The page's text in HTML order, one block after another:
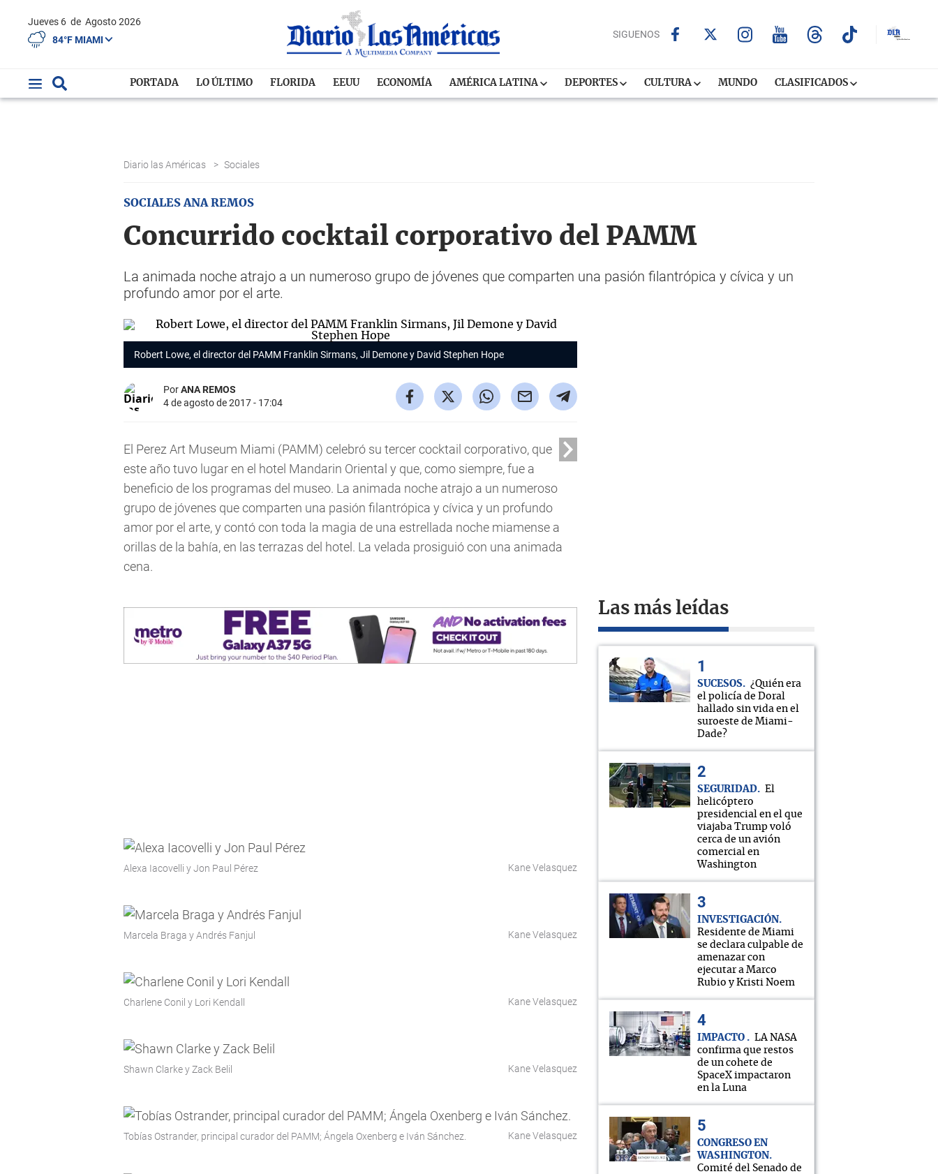
Jueves 6 de Agosto 2026
84°F MIAMI
SIGUENOS
PORTADA LO ÚLTIMO FLORIDA EEUU ECONOMÍA AMÉRICA LATINA DEPORTES CULTURA MUNDO CLASIFICADOS
Diario las Américas > Sociales
SOCIALES ANA REMOS
Concurrido cocktail corporativo del PAMM
La animada noche atrajo a un numeroso grupo de jóvenes que comparten una pasión filantrópica y cívica y un
profundo amor por el arte.
Robert Lowe, el director del PAMM Franklin Sirmans, Jil Demone y David Stephen Hope
PorANA REMOS
4 de agosto de 2017 - 17:04
El Perez Art Museum Miami (PAMM) celebró su tercer cocktail corporativo, que
este año tuvo lugar en el hotel Mandarin Oriental y que, como siempre, fue a
beneficio de los programas del museo. La animada noche atrajo a un numeroso
grupo de jóvenes que comparten una pasión filantrópica y cívica y un profundo
amor por el arte, y contó con toda la magia de una estrellada noche miamense a
orillas de la bahía, en las terrazas del hotel. La velada prosiguió con una animada
cena.
Alexa Iacovelli y Jon Paul Pérez Kane Velasquez
Marcela Braga y Andrés Fanjul Kane Velasquez
Charlene Conil y Lori Kendall Kane Velasquez
Shawn Clarke y Zack Belil Kane Velasquez
Tobías Ostrander, principal curador del PAMM; Ángela Oxenberg e Iván Sánchez. Kane Velasquez
Las más leídas
SUCESOS
¿Quién era
el policía de Doral
hallado sin vida en el
suroeste de Miami-
Dade?
SEGURIDAD
El
helicóptero
presidencial en el que
viajaba Trump voló
cerca de un avión
comercial en
Washington
INVESTIGACIÓN
Residente de Miami
se declara culpable de
amenazar con
ejecutar a Marco
Rubio y Kristi Noem
IMPACTO
LA NASA
confirma que restos
de un cohete de
SpaceX impactaron
en la Luna
CONGRESO EN
WASHINGTON
Comité del Senado de